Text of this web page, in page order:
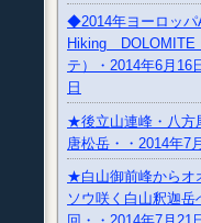
◆2014年ヨーロッ
Hiking DOLOMITE
テ）・2014年6月16
日
★後立山連峰・八方
唐松岳・・2014年7
★白山御前峰からオ
ソウ咲く白山釈迦岳